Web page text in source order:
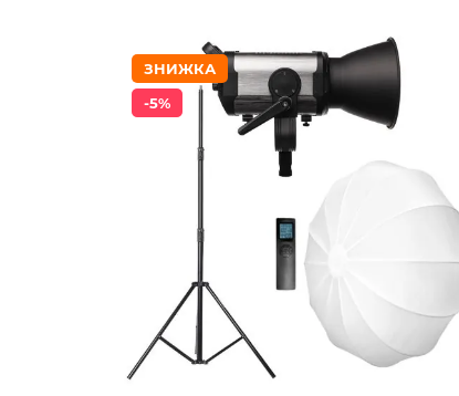
ЗНИЖКА
-5%